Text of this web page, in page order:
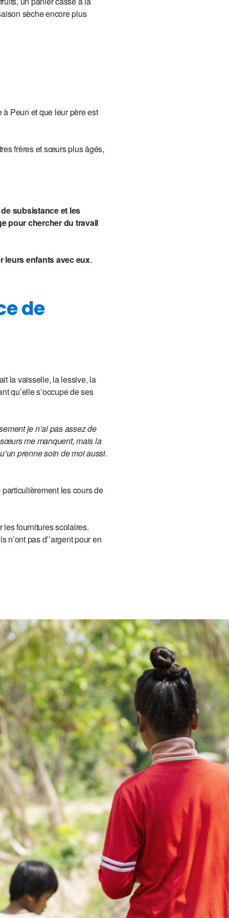
sèche encore plus
Peun et que leur père est
frères et sœurs plus âgés,
subsistance et les
pour chercher du travail
leurs enfants avec eux.
de
la vaisselle, la lessive, la
qu’elle s’occupe de ses
je n’ai pas assez de
me manquent, mais la
prenne soin de moi aussi.
les cours de
les fournitures scolaires.
pas d’’argent pour en